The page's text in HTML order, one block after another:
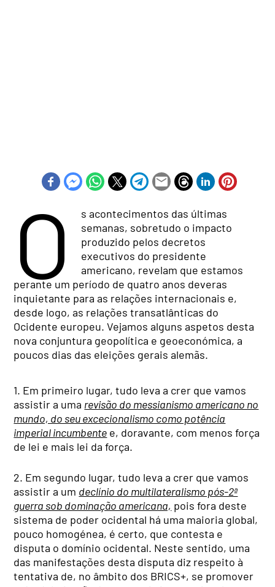
O
s acontecimentos das últimas
semanas, sobretudo o impacto
produzido pelos decretos
executivos do presidente
americano, revelam que estamos
perante um período de quatro anos deveras
inquietante para as relações internacionais e,
desde logo, as relações transatlânticas do
Ocidente europeu. Vejamos alguns aspetos desta
nova conjuntura geopolítica e geoeconómica, a
poucos dias das eleições gerais alemãs.
1. Em primeiro lugar, tudo leva a crer que vamos
assistir a uma revisão do messianismo americano no
mundo, do seu excecionalismo como potência
imperial incumbente e, doravante, com menos força
de lei e mais lei da força.
2. Em segundo lugar, tudo leva a crer que vamos
assistir a um declínio do multilateralismo pós-2ª
guerra sob dominação americana, pois fora deste
sistema de poder ocidental há uma maioria global,
pouco homogénea, é certo, que contesta e
disputa o domínio ocidental. Neste sentido, uma
das manifestações desta disputa diz respeito à
tentativa de, no âmbito dos BRICS+, se promover